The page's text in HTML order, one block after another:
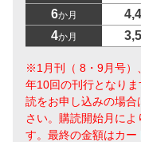
6か月
4か月
※1月刊（ 8・9月号）
年10回の刊行となり
読をお申し込みの場
さい。購読開始月に
す。最終の金額はカー